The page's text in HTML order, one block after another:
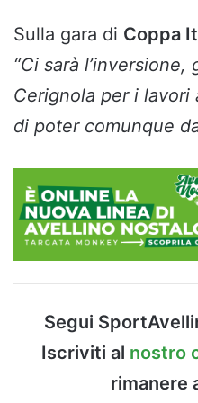
Sulla gara di Coppa
“Ci sarà l’inversione,
Cerignola per i lavori
di poter comunque
Segui
Iscriviti al nostro
rimanere